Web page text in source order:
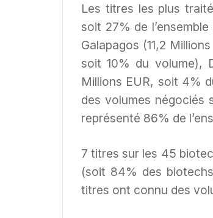
Les titres les plus
soit 27% de
Galapagos (11,2
soit 10% du volume),
Millions EUR, soit 4%
des volumes négociés
représenté 86% de
7 titres sur les 45
(soit 84% des
titres ont connu des